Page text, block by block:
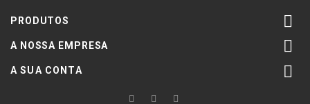
PRODUTOS 
A NOSSA EMPRESA 
A SUA CONTA 